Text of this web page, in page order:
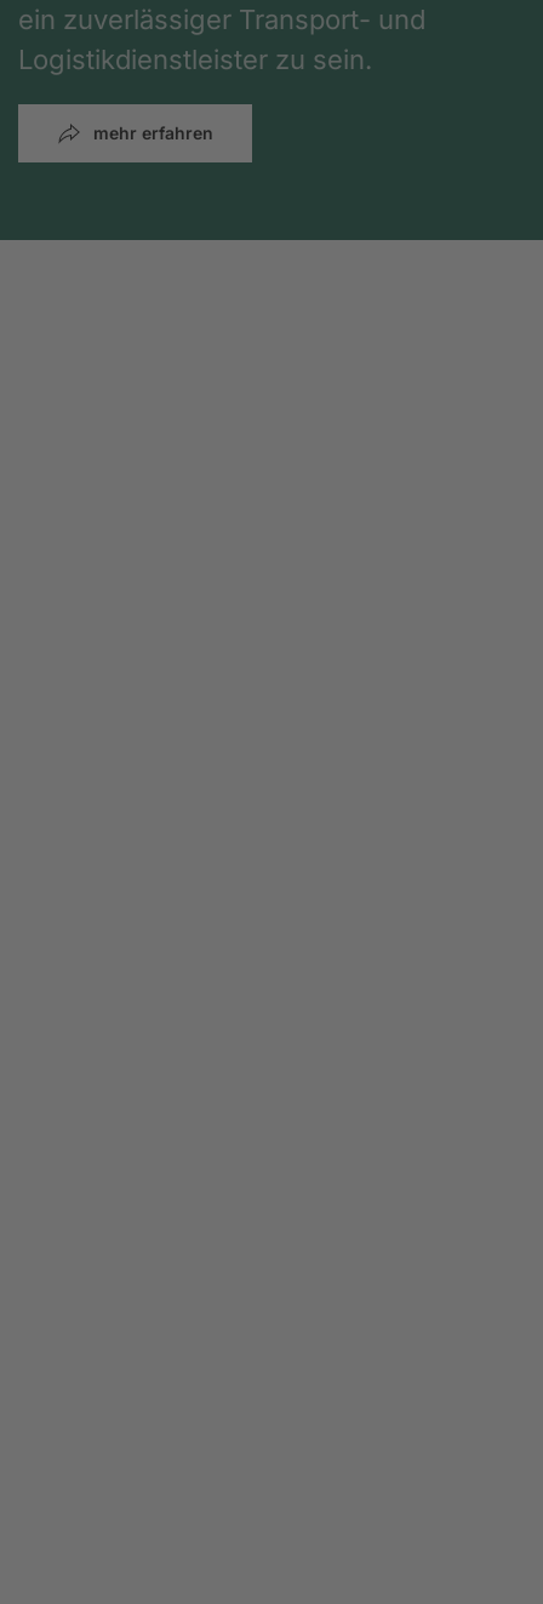
ein zuverlässiger Transport- und
Logistikdienstleister zu sein.
mehr erfahren